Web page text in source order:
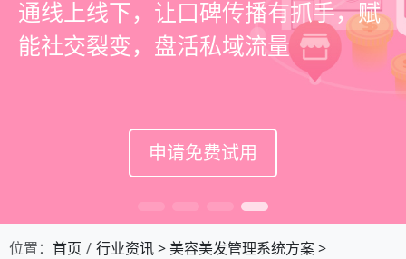
美发门店经营管理需求
申请免费试用
务全流程一体化SAAS服务，显著提升
管理效率，降低经营成本
申请免费试用
网红社交营销玩法，海量爆款方案一
键套用，快速引爆门店客流
申请免费试用
通线上线下，让口碑传播有抓手，赋
能社交裂变，盘活私域流量
申请免费试用
位置： 首页 行业资讯>美容美发管理系统方案>